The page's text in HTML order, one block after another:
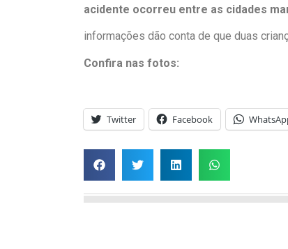
acidente ocorreu entre as cidades
informações dão conta de que duas
Confira nas fotos:
Twitter Facebook